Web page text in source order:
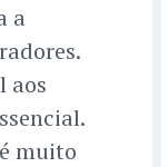
a
aos
muito